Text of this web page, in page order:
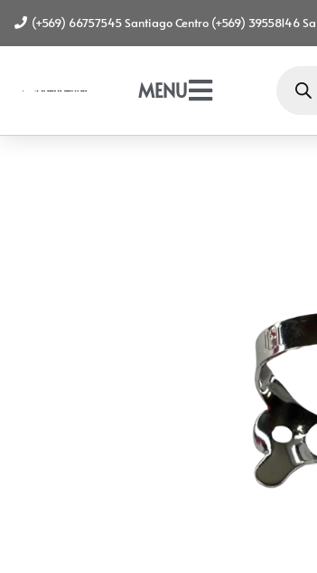
(+569) 66757545 Santiago Centro (+569) 39558146
MENU